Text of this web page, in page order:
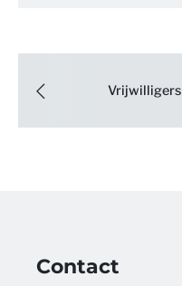
Vrijwilligers
Contact